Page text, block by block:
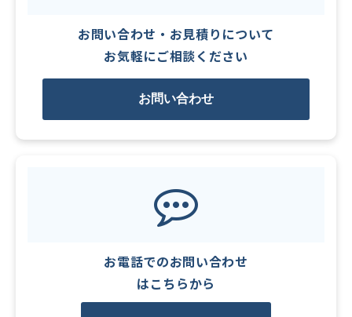
お問い合わせ・お見積りについて
お気軽にご相談ください
お問い合わせ
お電話でのお問い合わせ
はこちらから